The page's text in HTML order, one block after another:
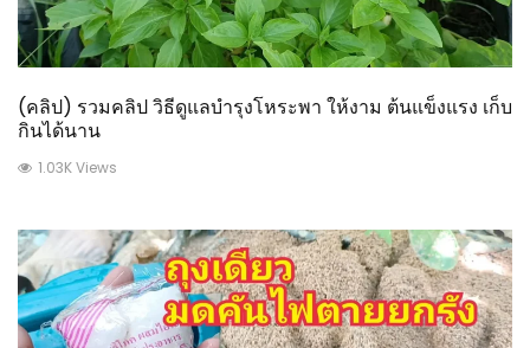
(คลิป) รวมคลิป วิธีดูแลบำรุงโหระพา ให้งาม ต้นแข็งแรง เก็บ
กินได้นาน
1.03K Views